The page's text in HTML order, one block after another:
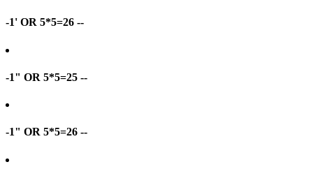
-1' OR 5*5=26 --
-1" OR 5*5=25 --
-1" OR 5*5=26 --